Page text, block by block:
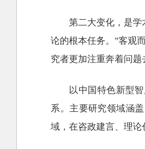
第二大变化，是
论的根本任务。”客观
究者更加注重奔着问
以中国特色新型
系。主要研究领域涵
域，在咨政建言、理论